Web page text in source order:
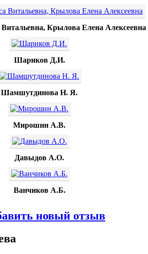
Крылова Елена Алексеевна
Шариков Д.И.
Шамшутдинова Н. Я.
Мирошин А.В.
Давыдов А.О.
Ванчиков А.Б.
новый отзыв